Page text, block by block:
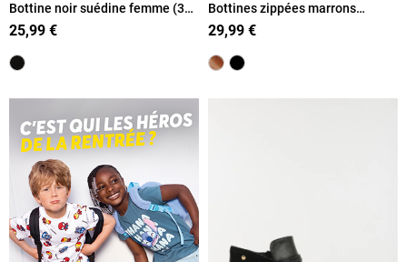
Bottine noir suédine femme (36-
41)
25,99 €
Bottines zippées marrons
femme (36-41)
29,99 €